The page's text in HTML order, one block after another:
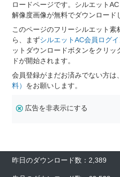
ロードページです。シルエット
解像度画像が無料でダウンロード
このページのフリーシルエット素
ら、まずシルエットAC会員ログイ
ットダウンロードボタンをクリ
ドが開始されます。
会員登録がまだお済みでない方は、
料） をお願いします。
広告を非表示にする
昨日のダウンロード数：2,389